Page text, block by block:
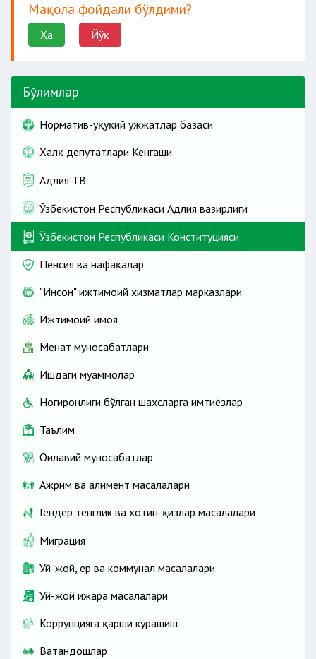
Мақола фойдали бўлдими?
Ҳа Йўқ
Бўлимлар
Норматив-ҳуқуқий ҳужжатлар базаси
Халқ депутатлари Кенгаши
Адлия ТВ
Ўзбекистон Республикаси Адлия вазирлиги
Ўзбекистон Республикаси Конституцияси
Пенсия ва нафақалар
"Инсон" ижтимоий хизматлар марказлари
Ижтимоий ҳимоя
Меҳнат муносабатлари
Ишдаги муаммолар
Ногиронлиги бўлган шахсларга имтиёзлар
Таълим
Оилавий муносабатлар
Ажрим ва алимент масалалари
Гендер тенглик ва хотин-қизлар масалалари
Миграция
Уй-жой, ер ва коммунал масалалари
Уй-жой ижара масалалари
Коррупцияга қарши курашиш
Ватандошлар